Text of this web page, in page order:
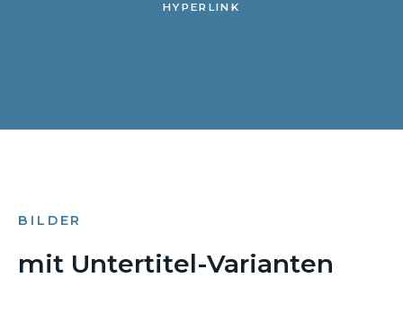
HYPERLINK
BILDER
mit Untertitel-Varianten